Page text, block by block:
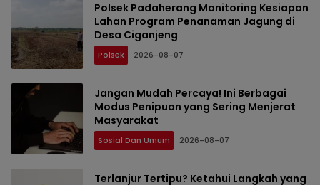
Polsek Padaherang Monitoring Kesiapan
Lahan Program Penanaman Jagung di
Desa Ciganjeng
Polsek 2026-08-07
Jangan Mudah Percaya! Ini Berbagai
Modus Penipuan yang Sering Menjerat
Masyarakat
Sosial Dan Umum 2026-08-07
Terlanjur Tertipu? Ketahui Langkah yang